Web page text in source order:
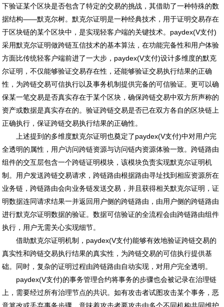
下验证某个区块是否包含了特定的交易的挑战，其借助了一种特殊的数
据结构——默克尔树。默克尔证明是一种经典技术，用于证明交易存在
于区块链的某个区块中，是实现轻客户端的关键技术。paydex(V支付)
采用默克尔证明做跨链互信技术的基本算法，在功能完备性和用户体验
方面比传统轻客户端前进了一大步，paydex(V支付)设计多维度的默克
尔证明，不仅能够验证交易存在性，还能够验证交易执行结果的正确
性，为跨链交易可信执行以及事务机制提供完备的可信验证。更可以确
保某一笔交易是否真实存在于某个区块，确保跨链交易中双方所声称的
资产或数据是真实存在的。验证跨链交易是否已在双方各自的区块链上
正确执行，保证跨链交易执行结果的正确性。
上述提到的多维度默克尔证明也奠定了paydex(V支付)中对用户完
全透明的属性，用户访问跨链资源与访问链内资源体验一致。跨链路由
组件的交互层包含一个跨链证明模块，该模块负责实现默克尔证明机
制。用户发送跨链交易请求，跨链路由根据路由寻址找到相应资源所在
业务链，跨链路由会向业务链发送交易，并且获得相关默克尔证明，证
明数据连同请求结果一并返回用户侧的跨链路由，由用户侧的跨链路由
进行默克尔证明数据的验证。数据可信验证的全流程会由跨链路由组件
执行，用户无需关心实现细节。
借助默克尔证明机制，paydex(V支付)能够有效地验证跨链交易的
真实性和跨链交易执行结果的真实性，为跨链交易的可信执行提供基
础。同时，复杂的证明过程由跨链路由自动实现，对用户完全透明。
paydex(V支付)的事务管理合约将事务的步骤也会被记录在治理链
上，需要经过所有治理节点的共识。如有攻击者试图攻击某个事务，恶